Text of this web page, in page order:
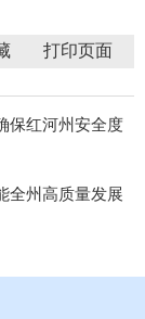
保红河州安全度
全州高质量发展